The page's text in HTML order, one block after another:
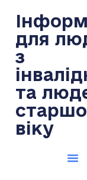
для
з
та
віку